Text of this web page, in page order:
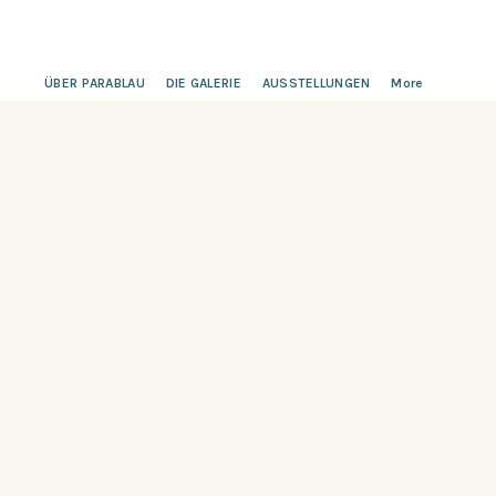
ÜBER PARABLAU DIE GALERIE AUSSTELLUNGEN More